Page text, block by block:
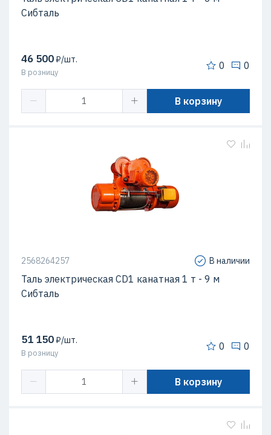
Сибталь
46 500₽/шт.
В розницу
0 0
В корзину
2568264257 В наличии
Таль электрическая CD1 канатная 1 т - 9 м
Сибталь
51 150₽/шт.
В розницу
0 0
В корзину